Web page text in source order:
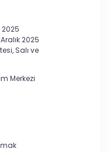
2025
2025
Salı ve
Merkezi